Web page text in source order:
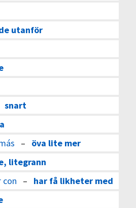
utanför
snart
– öva lite mer
litegrann
con – har få likheter med